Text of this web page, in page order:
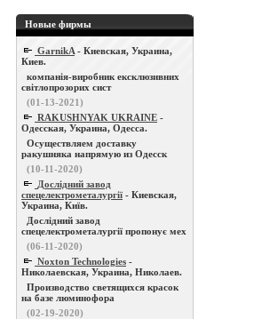
Новые фирмы
GarnikA - Киевская, Украина,
Киев.
компанія-виробник ексклюзивних
світлопрозорих сист
(01-13-2021)
RAKUSHNYAK UKRAINE -
Одесская, Украина, Одесса.
Осуществляем доставку
ракушняка напрямую из Одесск
(10-11-2020)
Дослідний завод
спецелектрометалургії - Киевская,
Украина, Київ.
Дослідний завод
спецелектрометалургії пропонує мех
(06-11-2020)
Noxton Technologies -
Николаевская, Украина, Николаев.
Производство светящихся красок
на базе люминофора
(02-19-2020)